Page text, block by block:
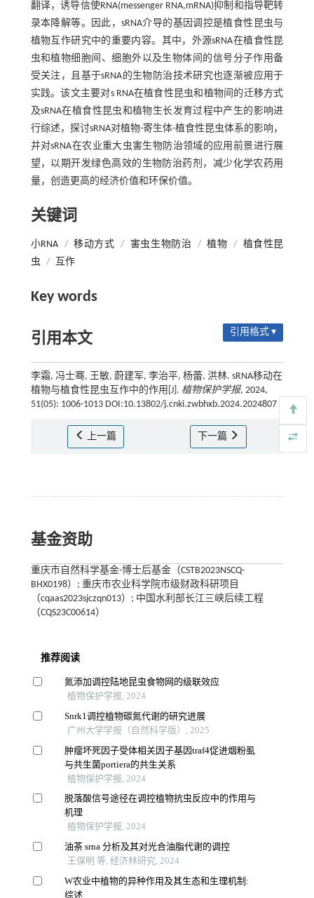
翻译，诱导信使RNA(messenger RNA,mRNA)抑制和指导靶转
录本降解等。因此，sRNA介导的基因调控是植食性昆虫与
植物互作研究中的重要内容。其中，外源sRNA在植食性昆
虫和植物细胞间、细胞外以及生物体间的信号分子作用备
受关注，且基于sRNA的生物防治技术研究也逐渐被应用于
实践。该文主要对s RNA在植食性昆虫和植物间的迁移方式
及sRNA在植食性昆虫和植物生长发育过程中产生的影响进
行综述，探讨sRNA对植物-寄生体-植食性昆虫体系的影响，
并对sRNA在农业重大虫害生物防治领域的应用前景进行展
望，以期开发绿色高效的生物防治药剂，减少化学农药用
量，创造更高的经济价值和环保价值。
关键词
小RNA / 移动方式 / 害虫生物防治 / 植物 / 植食性昆
虫 / 互作
Key words
引用本文 引用格式 ▾
李霜, 冯士骞, 王敏, 蔚建军, 李治平, 杨蕾, 洪林. sRNA移动在
植物与植食性昆虫互作中的作用[J]. 植物保护学报, 2024,
51(05): 1006-1013 DOI:10.13802/j.cnki.zwbhxb.2024.2024807
上一篇 下一篇
基金资助
重庆市自然科学基金-博士后基金（CSTB2023NSCQ-
BHX0198）; 重庆市农业科学院市级财政科研项目
（cqaas2023sjczqn013）; 中国水利部长江三峡后续工程
（CQS23C00614）